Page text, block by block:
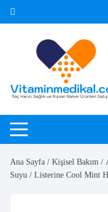
Skip
Ana Sayfa /Kişisel Bakım /
Suyu / Listerine Cool Mint